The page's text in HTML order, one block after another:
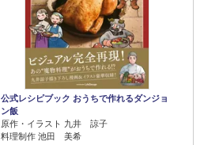
公式レシピブック おうちで作れるダンジョ
ン飯
原作・イラスト 九井 諒子
料理制作 池田 美希